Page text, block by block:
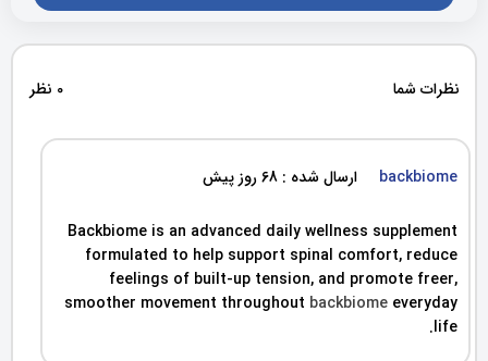
نظرات شما 0 نظر
backbiome ارسال شده : 68 روز پیش
Backbiome is an advanced daily wellness supplement
formulated to help support spinal comfort, reduce
feelings of built-up tension, and promote freer,
smoother movement throughout backbiome everyday
life.